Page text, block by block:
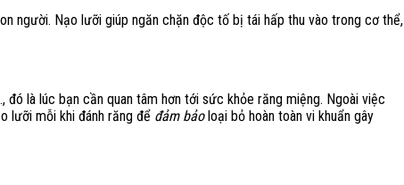
người. Nạo lưỡi giúp ngăn chặn độc tố bị tái hấp thu vào trong cơ thể,
đó là lúc bạn cần quan tâm hơn tới sức khỏe răng miệng. Ngoài việc
lưỡi mỗi khi đánh răng đểđảm bảoloại bỏ hoàn toàn vi khuẩn gây